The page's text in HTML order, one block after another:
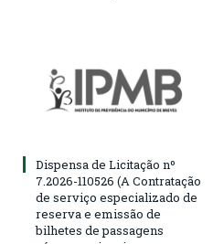
Dispensa de Licitação nº
7.2026-110526 (A Contratação
de serviço especializado de
reserva e emissão de
bilhetes de passagens